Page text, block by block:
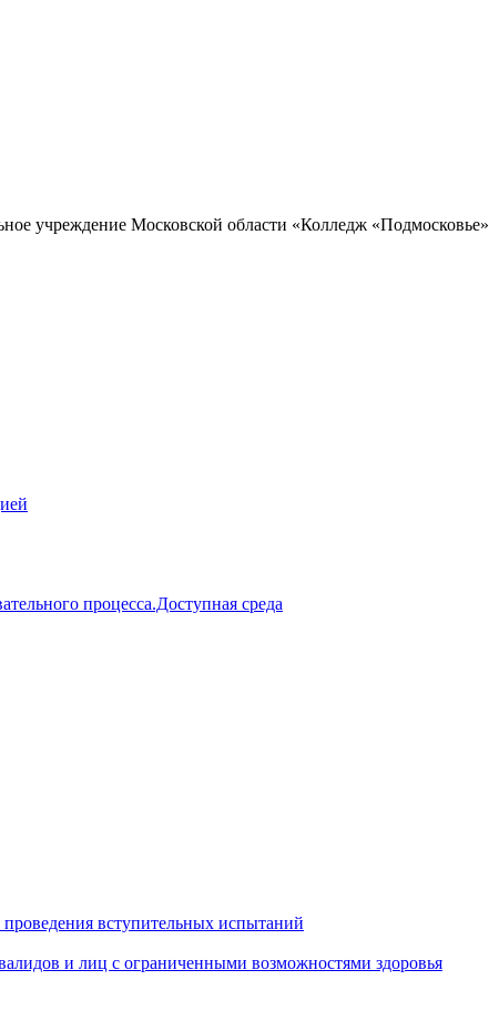
учреждение Московской области «Колледж «Подмосковье»
процесса.Доступная среда
вступительных испытаний
и лиц с ограниченными возможностями здоровья